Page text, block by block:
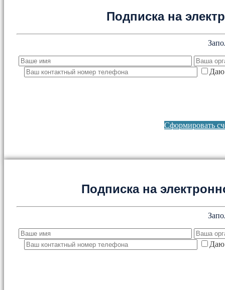
Подписка на
Даю
Сформировать
Подписка на
Даю